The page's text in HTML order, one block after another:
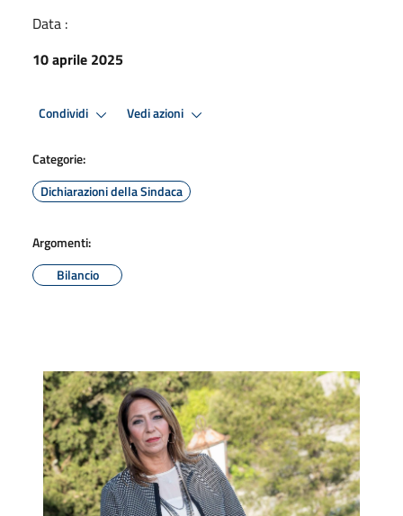
Data :
10 aprile 2025
Condividi Vedi azioni
Categorie:
Dichiarazioni della Sindaca
Argomenti:
Bilancio